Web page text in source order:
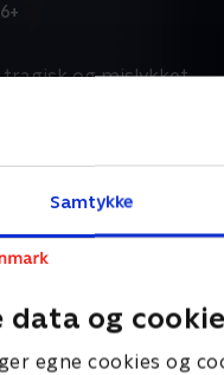
Samtykke
data og
egne cookies og
og mislykket
(Kevin Costner)
træne et hold redder-